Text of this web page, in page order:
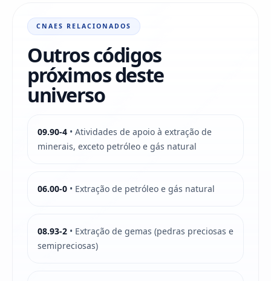
CNAES RELACIONADOS
Outros códigos
próximos deste
universo
09.90-4 • Atividades de apoio à extração de
minerais, exceto petróleo e gás natural
06.00-0 • Extração de petróleo e gás natural
08.93-2 • Extração de gemas (pedras preciosas e
semipreciosas)